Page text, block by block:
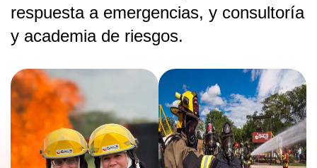
respuesta a emergencias, y consultoría
y academia de riesgos.